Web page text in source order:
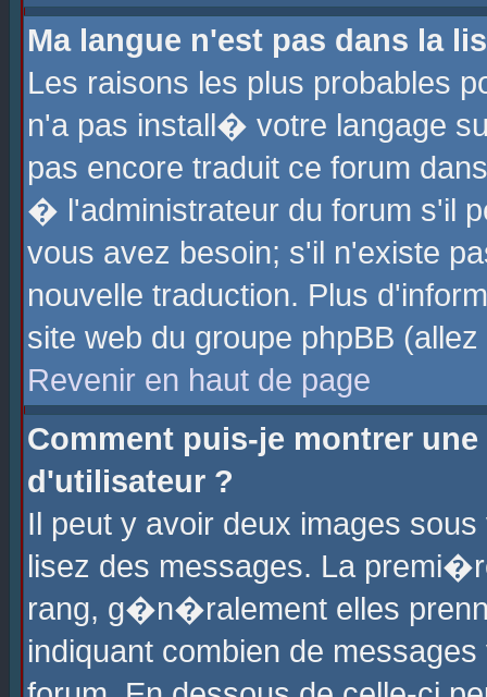
Ma langue n'est pas dans la
Les raisons les plus probables
n'a pas install� votre langage
pas encore traduit ce forum
� l'administrateur du forum s'il
vous avez besoin; s'il n'existe
nouvelle traduction. Plus
site web du groupe phpBB
Revenir en haut de page
Comment puis-je montrer
d'utilisateur ?
Il peut y avoir deux images
lisez des messages. La
rang, g�n�ralement elles
indiquant combien de